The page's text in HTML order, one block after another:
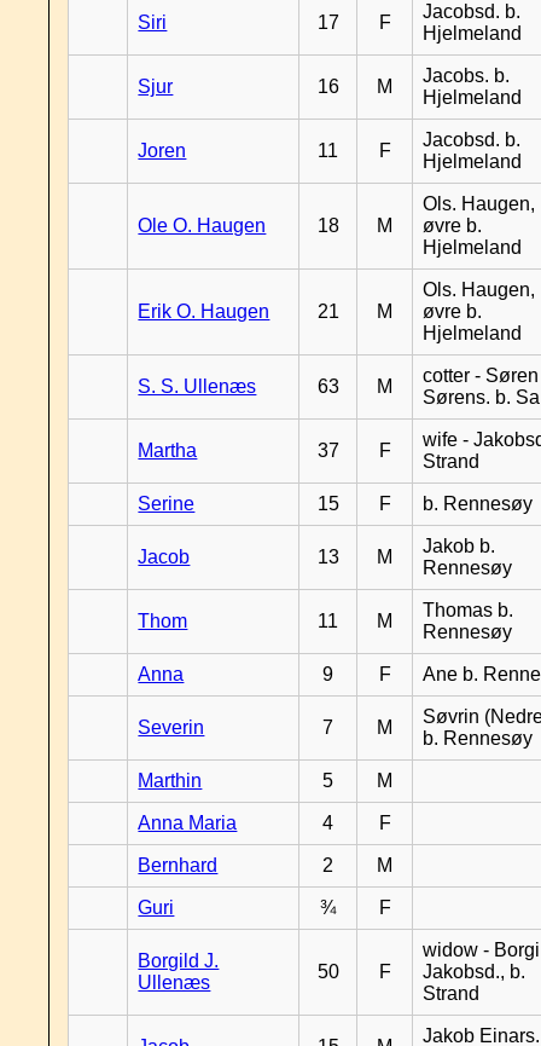
Siri 17 F
Jacobsd. b.
Hjelmeland
Sjur 16 M
Jacobs. b.
Hjelmeland
Joren 11 F
Jacobsd. b.
Hjelmeland
Ole O. Haugen 18 M
Ols. Haugen,
øvre b.
Hjelmeland
Erik O. Haugen 21 M
Ols. Haugen,
øvre b.
Hjelmeland
S. S. Ullenæs 63 M
cotter - Søren
Sørens. b.
Martha 37 F
wife -
Strand
Serine 15 F b. Rennesøy
Jacob 13 M
Jakob b.
Rennesøy
Thom 11 M
Thomas b.
Rennesøy
Anna 9 F Ane b.
Severin 7 M
Søvrin
b. Rennesøy
Marthin 5 M
Anna Maria 4 F
Bernhard 2 M
Guri ¾ F
Borgild J.
Ullenæs
50 F
widow -
Jakobsd., b.
Strand
Jakob